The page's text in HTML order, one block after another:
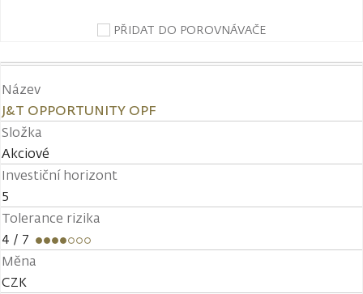
PŘIDAT DO POROVNÁVAČE
Název
J&T OPPORTUNITY OPF
Složka
Akciové
Investiční horizont
5
Tolerance rizika
4 / 7
Měna
CZK